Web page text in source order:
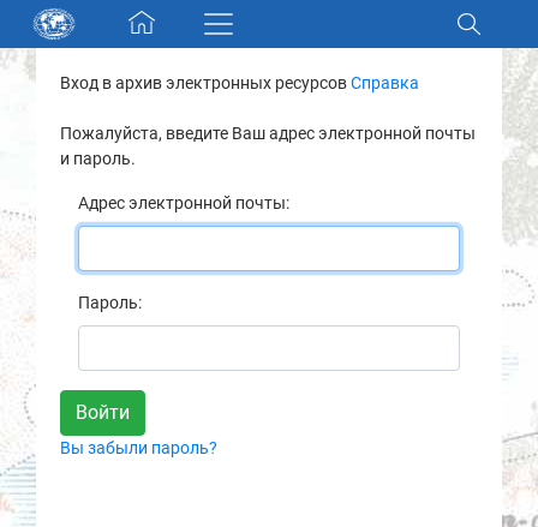
Skip navigation
Разделы и коллекции
Электронный каталог
Новости
О нас
Контакты
Партнеры
Вход в архив электронных ресурсовСправка
Пожалуйста, введите Ваш адрес электронной почты
и пароль.
Адрес электронной почты:
Пароль:
Вы забыли пароль?